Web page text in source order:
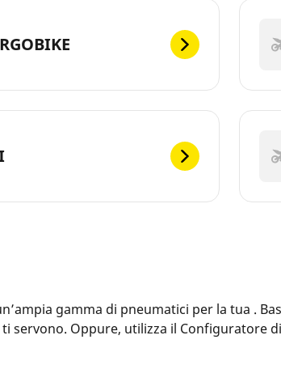
gamma di pneumatici per la tua .
servono. Oppure, utilizza il Configuratore